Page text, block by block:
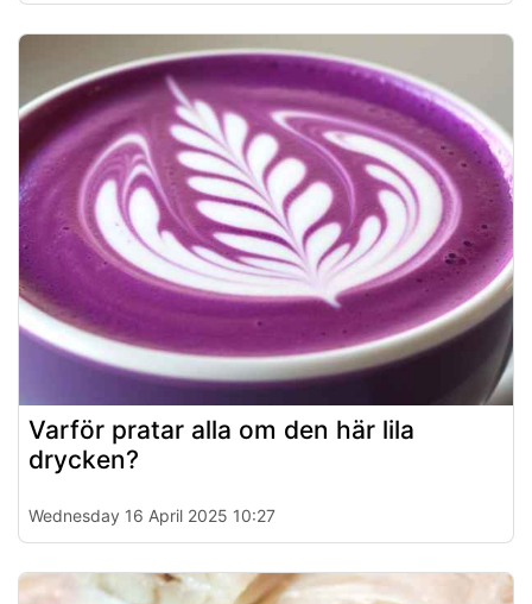
Varför pratar alla om den här lila
drycken?
Wednesday 16 April 2025 10:27